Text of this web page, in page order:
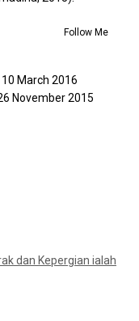
Follow Me
10 March 2016
November 2015
dan Kepergian ialah